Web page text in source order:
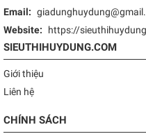
Email:
Website:
https://
SIEUTHIHUYDUNG.COM
Giới thiệu
Liên hệ
CHÍNH SÁCH